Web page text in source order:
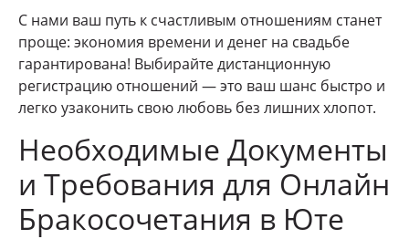
С нами ваш путь к счастливым отношениям станет
проще: экономия времени и денег на свадьбе
гарантирована! Выбирайте дистанционную
регистрацию отношений — это ваш шанс быстро и
легко узаконить свою любовь без лишних хлопот.
Необходимые Документы
и Требования для Онлайн
Бракосочетания в Юте